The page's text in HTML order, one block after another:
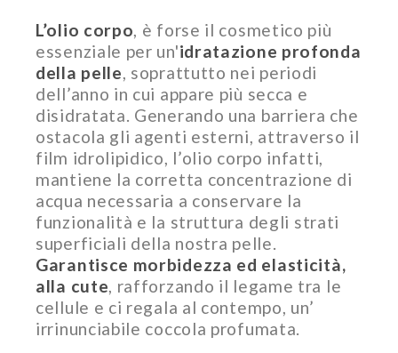
L’olio corpo, è forse il cosmetico più
essenziale per un'idratazione profonda
della pelle, soprattutto nei periodi
dell’anno in cui appare più secca e
disidratata. Generando una barriera che
ostacola gli agenti esterni, attraverso il
film idrolipidico, l’olio corpo infatti,
mantiene la corretta concentrazione di
acqua necessaria a conservare la
funzionalità e la struttura degli strati
superficiali della nostra pelle.
Garantisce morbidezza ed elasticità,
alla cute, rafforzando il legame tra le
cellule e ci regala al contempo, un’
irrinunciabile coccola profumata.